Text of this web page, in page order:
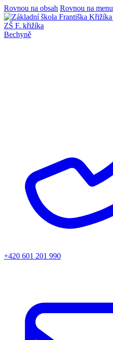
Rovnou na obsah Rovnou na menu
ZŠ F. křižíka
Bechyně
+420 601 201 990